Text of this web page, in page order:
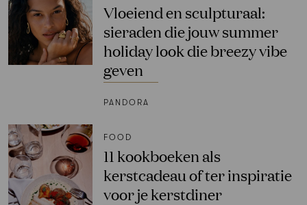
Vloeiend en sculpturaal:
sieraden die jouw summer
holiday look die breezy vibe
geven
PANDORA
FOOD
11 kookboeken als
kerstcadeau of ter inspiratie
voor je kerstdiner